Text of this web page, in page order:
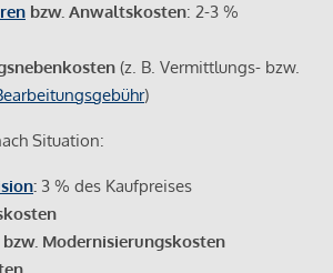
bzw. Anwaltskosten: 2-3 %
(z. B. Vermittlungs- bzw.
)
Situation:
: 3 % des Kaufpreises
Modernisierungskosten